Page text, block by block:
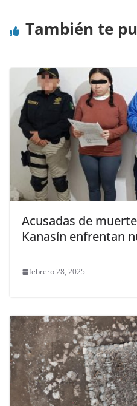
También te
Acusadas de
Kanasín enfrentan
febrero 28, 2025